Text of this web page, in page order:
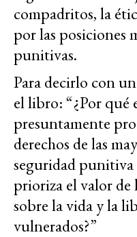
compadritos, la
por las posiciones
punitivas.
Para decirlo con
el libro: “¿Por
presuntamente
derechos de las
seguridad punitiva
prioriza el valor
sobre la vida y la
vulnerados?”